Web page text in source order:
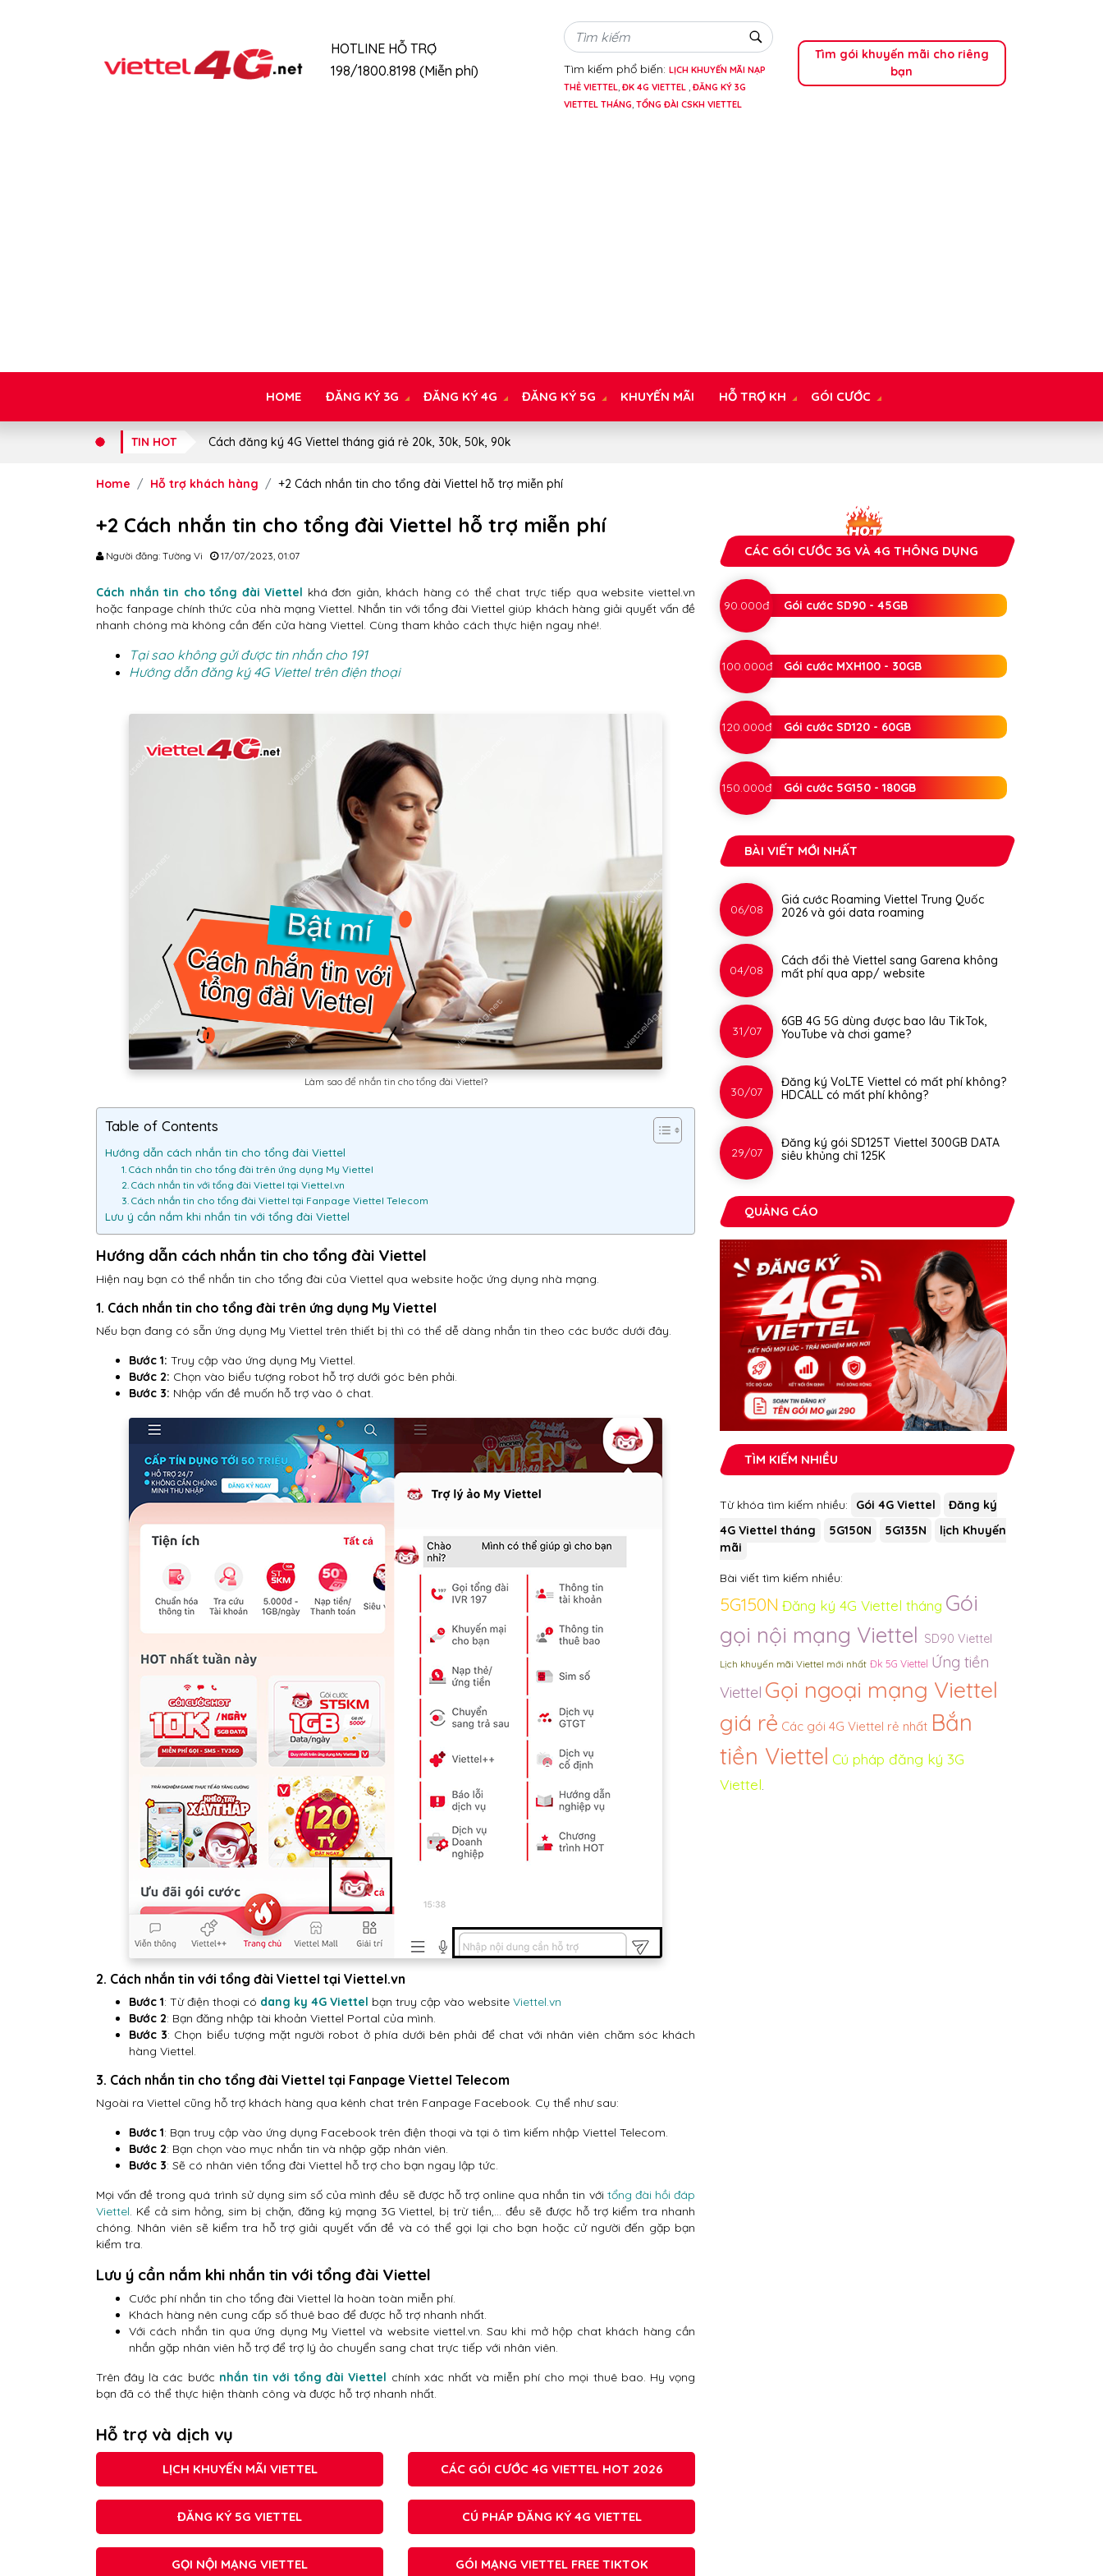
HOTLINE HỖ TRỢ
198/1800.8198 (Miễn phí)
Tìm kiếm phổ biến: LỊCH KHUYẾN MÃI NẠP
THẺ VIETTEL, ĐK 4G VIETTEL , ĐĂNG KÝ 3G
VIETTEL THÁNG, TỔNG ĐÀI CSKH VIETTEL
Tìm gói khuyến mãi cho riêng
bạn
HOME ĐĂNG KÝ 3G ĐĂNG KÝ 4G ĐĂNG KÝ 5G KHUYẾN MÃI HỖ TRỢ KH GÓI CƯỚC
TIN HOT Cách đăng ký 4G Viettel tháng giá rẻ 20k, 30k, 50k, 90k
Home Hỗ trợ khách hàng +2 Cách nhắn tin cho tổng đài Viettel hỗ trợ miễn phí
+2 Cách nhắn tin cho tổng đài Viettel hỗ trợ miễn phí
Người đăng: Tường Vi 17/07/2023, 01:07
Cách nhắn tin cho tổng đài Viettel khá đơn giản, khách hàng có thể chat trực tiếp qua website viettel.vn
hoặc fanpage chính thức của nhà mạng Viettel. Nhắn tin với tổng đài Viettel giúp khách hàng giải quyết vấn đề
nhanh chóng mà không cần đến cửa hàng Viettel. Cùng tham khảo cách thực hiện ngay nhé!.
Tại sao không gửi được tin nhắn cho 191
Hướng dẫn đăng ký 4G Viettel trên điện thoại
Làm sao để nhắn tin cho tổng đài Viettel?
Table of Contents
Hướng dẫn cách nhắn tin cho tổng đài Viettel
1. Cách nhắn tin cho tổng đài trên ứng dụng My Viettel
2. Cách nhắn tin với tổng đài Viettel tại Viettel.vn
3. Cách nhắn tin cho tổng đài Viettel tại Fanpage Viettel Telecom
Lưu ý cần nắm khi nhắn tin với tổng đài Viettel
Hướng dẫn cách nhắn tin cho tổng đài Viettel
Hiện nay bạn có thể nhắn tin cho tổng đài của Viettel qua website hoặc ứng dụng nhà mạng.
1. Cách nhắn tin cho tổng đài trên ứng dụng My Viettel
Nếu bạn đang có sẵn ứng dụng My Viettel trên thiết bị thì có thể dễ dàng nhắn tin theo các bước dưới đây.
Bước 1: Truy cập vào ứng dụng My Viettel.
Bước 2: Chọn vào biểu tượng robot hỗ trợ dưới góc bên phải.
Bước 3: Nhập vấn đề muốn hỗ trợ vào ô chat.
2. Cách nhắn tin với tổng đài Viettel tại Viettel.vn
Bước 1: Từ điện thoại có dang ky 4G Viettel bạn truy cập vào website Viettel.vn
Bước 2: Bạn đăng nhập tài khoản Viettel Portal của mình.
Bước 3: Chọn biểu tượng mặt người robot ở phía dưới bên phải để chat với nhân viên chăm sóc khách
hàng Viettel.
3. Cách nhắn tin cho tổng đài Viettel tại Fanpage Viettel Telecom
Ngoài ra Viettel cũng hỗ trợ khách hàng qua kênh chat trên Fanpage Facebook. Cụ thể như sau:
Bước 1: Bạn truy cập vào ứng dụng Facebook trên điện thoại và tại ô tìm kiếm nhập Viettel Telecom.
Bước 2: Bạn chọn vào mục nhắn tin và nhập gặp nhân viên.
Bước 3: Sẽ có nhân viên tổng đài Viettel hỗ trợ cho bạn ngay lập tức.
Mọi vấn đề trong quá trình sử dụng sim số của mình đều sẽ được hỗ trợ online qua nhắn tin với tổng đài hồi đáp
Viettel. Kể cả sim hỏng, sim bị chặn, đăng ký mạng 3G Viettel, bị trừ tiền,… đều sẽ được hỗ trợ kiểm tra nhanh
chóng. Nhân viên sẽ kiểm tra hỗ trợ giải quyết vấn đề và có thể gọi lại cho bạn hoặc cử người đến gặp bạn
kiểm tra.
Lưu ý cần nắm khi nhắn tin với tổng đài Viettel
Cước phí nhắn tin cho tổng đài Viettel là hoàn toàn miễn phí.
Khách hàng nên cung cấp số thuê bao để được hỗ trợ nhanh nhất.
Với cách nhắn tin qua ứng dụng My Viettel và website viettel.vn. Sau khi mở hộp chat khách hàng cần
nhắn gặp nhân viên hỗ trợ để trợ lý ảo chuyển sang chat trực tiếp với nhân viên.
Trên đây là các bước nhắn tin với tổng đài Viettel chính xác nhất và miễn phí cho mọi thuê bao. Hy vọng
bạn đã có thể thực hiện thành công và được hỗ trợ nhanh nhất.
Hỗ trợ và dịch vụ
LỊCH KHUYẾN MÃI VIETTEL CÁC GÓI CƯỚC 4G VIETTEL HOT 2026
ĐĂNG KÝ 5G VIETTEL CÚ PHÁP ĐĂNG KÝ 4G VIETTEL
GỌI NỘI MẠNG VIETTEL GÓI MẠNG VIETTEL FREE TIKTOK
CÁC GÓI CƯỚC 3G VÀ 4G THÔNG DỤNG
90.000đ Gói cước SD90 - 45GB
100.000đ Gói cước MXH100 - 30GB
120.000đ Gói cước SD120 - 60GB
150.000đ Gói cước 5G150 - 180GB
BÀI VIẾT MỚI NHẤT
06/08
Giá cước Roaming Viettel Trung Quốc
2026 và gói data roaming
04/08
Cách đổi thẻ Viettel sang Garena không
mất phí qua app/ website
31/07
6GB 4G 5G dùng được bao lâu TikTok,
YouTube và chơi game?
30/07
Đăng ký VoLTE Viettel có mất phí không?
HDCALL có mất phí không?
29/07
Đăng ký gói SD125T Viettel 300GB DATA
siêu khủng chỉ 125K
QUẢNG CÁO
TÌM KIẾM NHIỀU
Từ khóa tìm kiếm nhiều: Gói 4G Viettel
Đăng ký
4G Viettel tháng
5G150N 5G135N
lịch Khuyến
mãi
Bài viết tìm kiếm nhiều:
5G150N Đăng ký 4G Viettel tháng Gói
gọi nội mạng Viettel SD90 Viettel
Lịch khuyến mãi Viettel mới nhất Đk 5G Viettel Ứng tiền
Viettel Gọi ngoại mạng Viettel
giá rẻ Các gói 4G Viettel rẻ nhất Bắn
tiền Viettel Cú pháp đăng ký 3G
Viettel.